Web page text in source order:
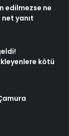
edilmezse ne
yanıt
kötü